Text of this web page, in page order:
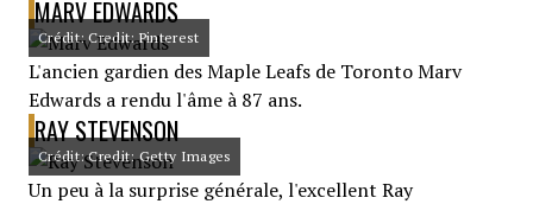
MARV EDWARDS
Crédit: Credit: Pinterest
L'ancien gardien des Maple Leafs de Toronto Marv
Edwards a rendu l'âme à 87 ans.
RAY STEVENSON
Crédit: Credit: Getty Images
Un peu à la surprise générale, l'excellent Ray